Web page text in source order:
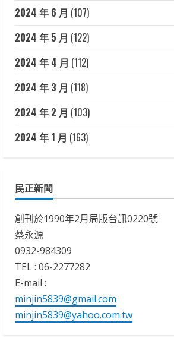
2024 年 6 月 (107)
2024 年 5 月 (122)
2024 年 4 月 (112)
2024 年 3 月 (118)
2024 年 2 月 (103)
2024 年 1 月 (163)
民正新聞
創刊於1990年2月局版台訊0220號
蔡永源
0932-984309
TEL : 06-2277282
E-mail :
minjin5839@gmail.com
minjin5839@yahoo.com.tw